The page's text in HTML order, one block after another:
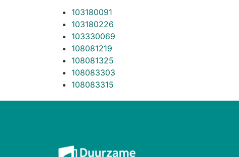
103180091
103180226
103330069
108081219
108081325
108083303
108083315